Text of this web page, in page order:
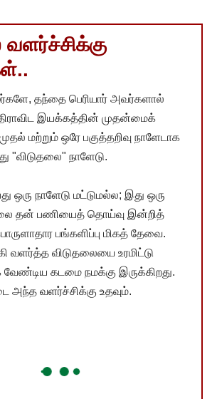
தந்தை பெரியார் அவர்களால்
இயக்கத்தின் முதன்மைக்
மற்றும் ஒரே பகுத்தறிவு நாளேடாக
"விடுதலை" நாளேடு.
ஒரு நாளேடு மட்டுமல்ல; இது ஒரு
தன் பணியைத் தொய்வு இன்றித்
பங்களிப்பு மிகத் தேவை.
வளர்த்த விடுதலையை உரமிட்டு
கடமை நமக்கு இருக்கிறது.
வளர்ச்சிக்கு உதவும்.